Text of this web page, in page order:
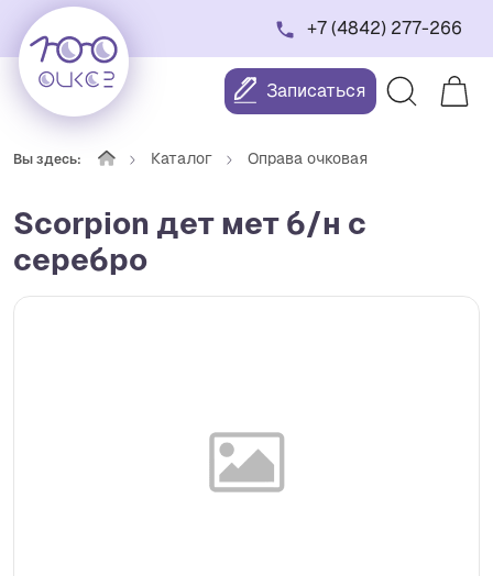
+7 (4842) 277-266
Записаться
Вы здесь: Каталог Оправа очковая
Scorpion дет мет б/н c
серебро